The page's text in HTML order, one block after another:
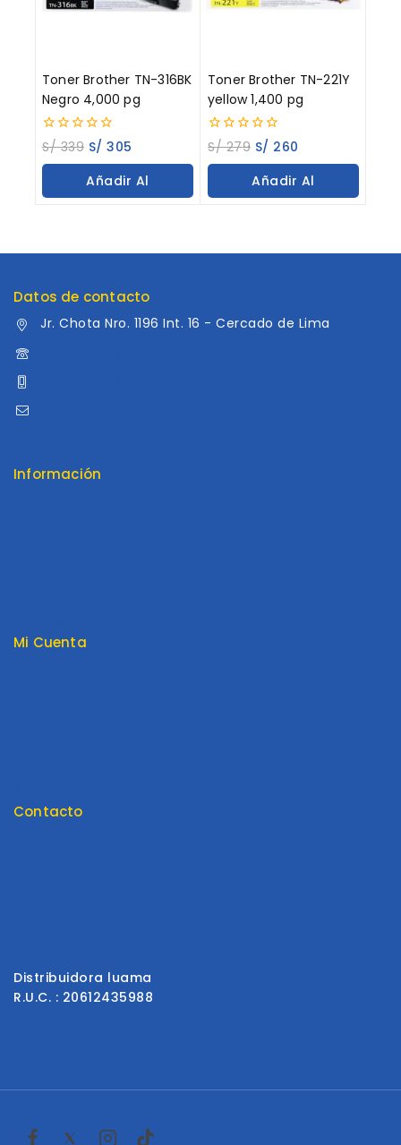
Toner Brother TN-316BK
Negro 4,000 pg
0
out
of
S/339 S/ 305
Añadir Al
Toner Brother TN-221Y
yellow 1,400 pg
0
out
of
S/279 S/ 260
Añadir Al
Datos de contacto
Jr. Chota Nro. 1196 Int. 16 - Cercado de Lima
Información
Mi Cuenta
Contacto
Distribuidora luama
R.U.C. : 20612435988